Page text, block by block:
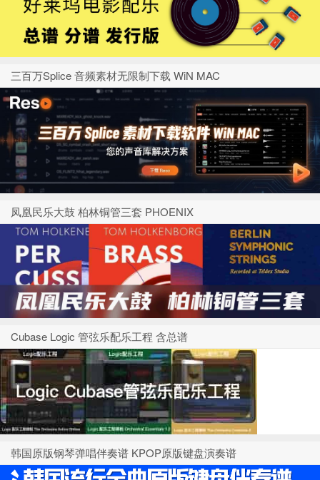
三百万Splice 音频素材无限制下载 WiN MAC
凤凰民乐大鼓 柏林铜管三套 PHOENIX
Cubase Logic 管弦乐配乐工程 含总谱
韩国原版钢琴弹唱伴奏谱 KPOP原版键盘演奏谱